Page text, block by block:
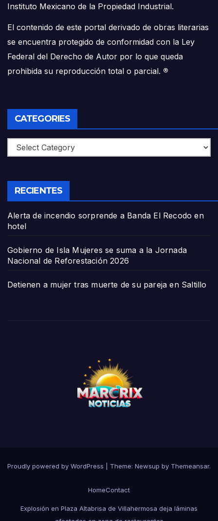
Instituto Mexicano de la Propiedad Industrial.
El contenido de este portal derivado de obras literarias
se encuentra protegido de conformidad con la Ley
Federal del Derecho de Autor por lo que queda
prohibida su reproducción total o parcial. ®
CATEGORIES
Categories
RECIENTES
Alerta de incendio sorprende a Banda El Recodo en
hotel
Gobierno de Isla Mujeres se suma a la Jornada
Nacional de Reforestación 2026
Detienen a mujer tras muerte de su pareja en Saltillo
Proudly powered by WordPress Theme: Newsup by Themeansar.
HomeContact
Explosión en Plaza Altabrisa de Villahermosa deja láminas